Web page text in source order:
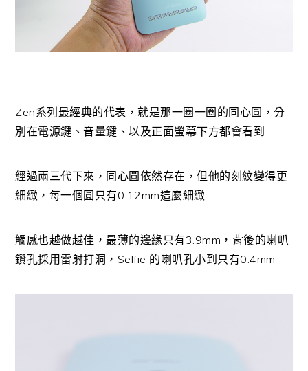
Zen系列最經典的代表，就是那一圈一圈的同心圓，分
別在電源鍵、音量鍵、以及正面螢幕下方都會看到
經過兩三代下來，同心圓依然存在，但他的刻紋變得更
細緻，每一個圓只有0.12mm這麼細緻
觸感也越做越佳，最薄的邊緣只有3.9mm，背後的喇叭
鑽孔採用雷射打洞，Selfie 的喇叭孔小到只有0.4mm